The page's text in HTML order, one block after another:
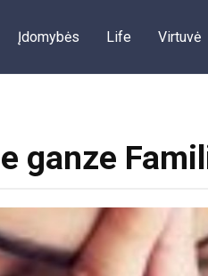
Įdomybės Life Virtuvė
ganze